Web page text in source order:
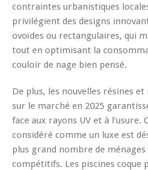
contraintes urbanistiques
privilégient des designs
ovoïdes ou rectangulaires, qui
tout en optimisant la
couloir de nage bien pensé.
De plus, les nouvelles résines
sur le marché en 2025
face aux rayons UV et à l’usure.
considéré comme un luxe est
plus grand nombre de
compétitifs. Les piscines coque